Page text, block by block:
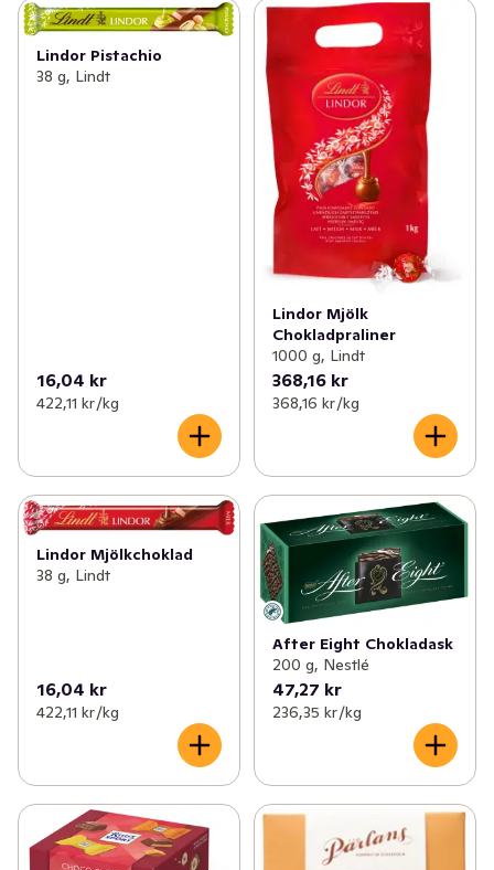
Lindor Pistachio
38 g, Lindt
16,04 kr
422,11 kr /kg
Lindor Mjölk
Chokladpraliner
1000 g, Lindt
368,16 kr
368,16 kr /kg
Lindor Mjölkchoklad
38 g, Lindt
16,04 kr
422,11 kr /kg
After Eight Chokladask
200 g, Nestlé
47,27 kr
236,35 kr /kg